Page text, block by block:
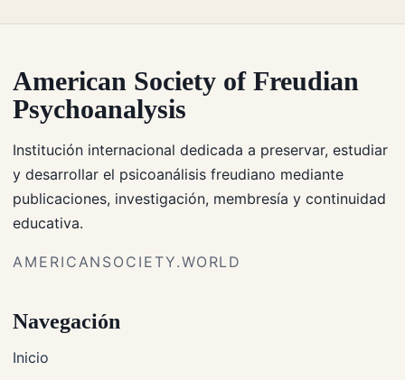
American Society of Freudian
Psychoanalysis
Institución internacional dedicada a preservar, estudiar
y desarrollar el psicoanálisis freudiano mediante
publicaciones, investigación, membresía y continuidad
educativa.
AMERICANSOCIETY.WORLD
Navegación
Inicio